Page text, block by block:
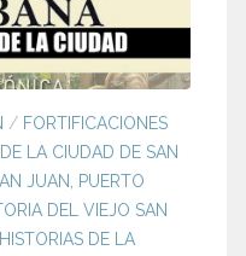
/ FORTIFICACIONES
LA CIUDAD DE SAN
JUAN, PUERTO
DEL VIEJO SAN
HISTORIAS DE LA